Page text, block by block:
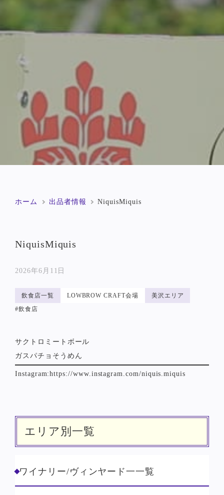
ホーム 出品者情報 NiquisMiquis
NiquisMiquis
2026年6月11日
飲食店一覧 LOWBROW CRAFT会場
美沢エリア
#飲食店
サクトロミートボール
ガスパチョそうめん
Instagram:https://www.instagram.com/niquis.miquis
エリア別一覧
ワイナリー/ヴィンヤード一一覧